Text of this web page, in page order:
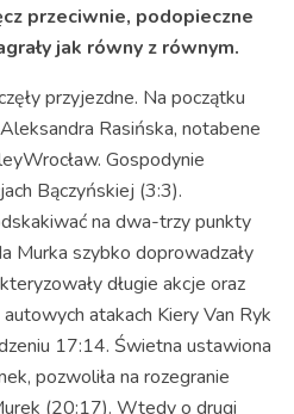
przeciwnie, podopieczne
jak równy z równym.
przyjezdne. Na początku
Rasińska, notabene
Gospodynie
Bączyńskiej (3:3).
na dwa-trzy punkty
Murka szybko doprowadzały
długie akcje oraz
atakach Kiery Van Ryk
17:14. Świetna ustawiona
pozwoliła na rozegranie
(20:17). Wtedy o drugi